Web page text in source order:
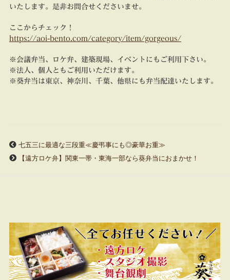
いたします。是非お問合せくださいませ。
ここからチェック！
https://aoi-bento.com/category/item/gorgeous/
※会議弁当、ロケ弁、建築現場、イベントにもご利用下さい。
※法人、個人ともご利用いただけます。
※葵弁当は東京、神奈川、千葉、他県にも弁当配達いたします。
七五三に最適な三段重≪慶弔事にも◎豪華お重≫
【遠方ロケ弁】関東一帯・東海一部なら葵弁当におまかせ！